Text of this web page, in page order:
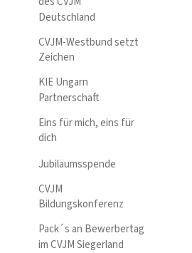
Deutschland
CVJM-Westbund setzt
Zeichen
KIE Ungarn
Partnerschaft
Eins für mich, eins für
dich
Jubiläumsspende
CVJM
Bildungskonferenz
Pack´s an Bewerbertag
im CVJM Siegerland